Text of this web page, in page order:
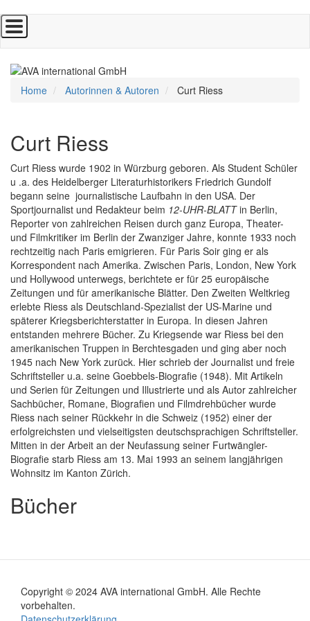
Direkt
zum
Inhalt
Home Autorinnen & Autoren Curt Riess
Curt Riess
Curt Riess wurde 1902 in Würzburg geboren. Als Student Schüler
u .a. des Heidelberger Literaturhistorikers Friedrich Gundolf
begann seine journalistische Laufbahn in den USA. Der
Sportjournalist und Redakteur beim 12-UHR-BLATTin Berlin,
Reporter von zahlreichen Reisen durch ganz Europa, Theater-
und Filmkritiker im Berlin der Zwanziger Jahre, konnte 1933 noch
rechtzeitig nach Paris emigrieren. Für Paris Soir ging er als
Korrespondent nach Amerika. Zwischen Paris, London, New York
und Hollywood unterwegs, berichtete er für 25 europäische
Zeitungen und für amerikanische Blätter. Den Zweiten Weltkrieg
erlebte Riess als Deutschland-Spezialist der US-Marine und
späterer Kriegsberichterstatter in Europa. In diesen Jahren
entstanden mehrere Bücher. Zu Kriegsende war Riess bei den
amerikanischen Truppen in Berchtesgaden und ging aber noch
1945 nach New York zurück. Hier schrieb der Journalist und freie
Schriftsteller u.a. seine Goebbels-Biografie (1948). Mit Artikeln
und Serien für Zeitungen und Illustrierte und als Autor zahlreicher
Sachbücher, Romane, Biografien und Filmdrehbücher wurde
Riess nach seiner Rückkehr in die Schweiz (1952) einer der
erfolgreichsten und vielseitigsten deutschsprachigen Schriftsteller.
Mitten in der Arbeit an der Neufassung seiner Furtwängler-
Biografie starb Riess am 13. Mai 1993 an seinem langjährigen
Wohnsitz im Kanton Zürich.
Bücher
Copyright © 2024 AVA international GmbH. Alle Rechte
vorbehalten.
Footer